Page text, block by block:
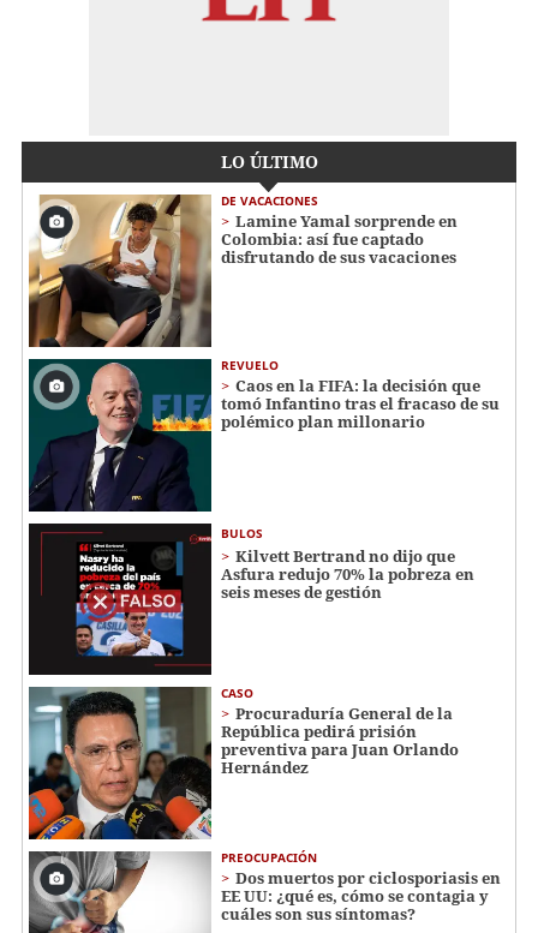
LO ÚLTIMO
DE VACACIONES
Lamine Yamal sorprende en
Colombia: así fue captado
disfrutando de sus vacaciones
REVUELO
Caos en la FIFA: la decisión que
tomó Infantino tras el fracaso de su
polémico plan millonario
BULOS
Kilvett Bertrand no dijo que
Asfura redujo 70% la pobreza en
seis meses de gestión
CASO
Procuraduría General de la
República pedirá prisión
preventiva para Juan Orlando
Hernández
PREOCUPACIÓN
Dos muertos por ciclosporiasis en
EE UU: ¿qué es, cómo se contagia y
cuáles son sus síntomas?